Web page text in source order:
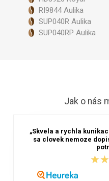
RI9844 Aulika
SUP040R Aulika
SUP040RP Aulika
Jak o nás
„Skvela a rychla
sa clovek nemoze